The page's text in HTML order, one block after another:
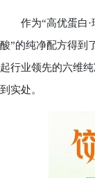
作为“高优蛋白·珍
酸”的纯净配方得到
起行业领先的六维
到实处。